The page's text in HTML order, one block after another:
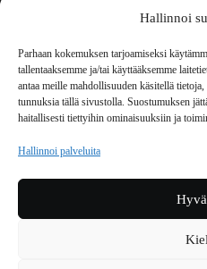
Hallinnoi
Parhaan kokemuksen tarjoamiseksi
tallentaaksemme ja/tai käyttääksemme
antaa meille mahdollisuuden käsitellä
tunnuksia tällä sivustolla. Suostumuksen
haitallisesti tiettyihin ominaisuuksiin ja
Hallinnoi palveluita
MAINOSTAJILLE
VASTAMAINOKSET
JAKELUPAIKAT
TILAUKSEN
TILAUSOHJEET JA -EHDOT